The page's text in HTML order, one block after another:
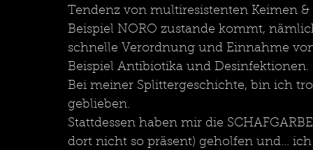
Tendenz von multiresistenten Keimen
Beispiel NORO zustande kommt,
schnelle Verordnung und Einnahme
Beispiel Antibiotika und Desinfektionen.
Bei meiner Splittergeschichte, bin ich
geblieben.
Stattdessen haben mir die
dort nicht so präsent) geholfen und...